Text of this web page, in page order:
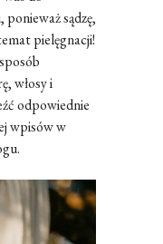
sądzę,
pielęgnacji!
włosy i
odpowiednie
wpisów w